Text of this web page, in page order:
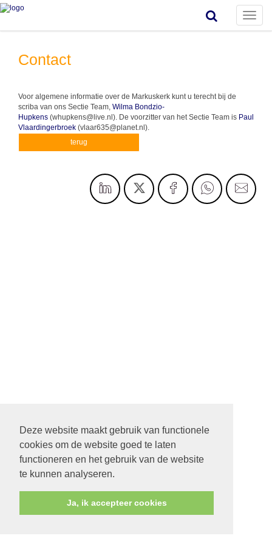
Deze website maakt gebruik van functionele
cookies om de website goed te laten
functioneren en het gebruik van de website
te kunnen analyseren.
Ja, ik accepteer cookies
Toggle
Contact
Voor algemene informatie over de Markuskerk kunt u terecht bij de
scriba van ons Sectie Team, Wilma Bondzio-
Hupkens (whupkens@live.nl). De voorzitter van het Sectie Team is Paul
Vlaardingerbroek (vlaar635@planet.nl).
terug